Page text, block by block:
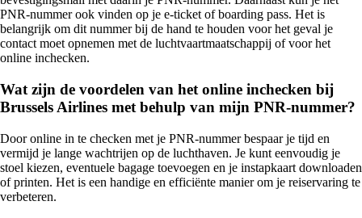
PNR-nummer ook vinden op je e-ticket of boarding pass. Het is
belangrijk om dit nummer bij de hand te houden voor het geval je
contact moet opnemen met de luchtvaartmaatschappij of voor het
online inchecken.
Wat zijn de voordelen van het online inchecken bij
Brussels Airlines met behulp van mijn PNR-nummer?
Door online in te checken met je PNR-nummer bespaar je tijd en
vermijd je lange wachtrijen op de luchthaven. Je kunt eenvoudig je
stoel kiezen, eventuele bagage toevoegen en je instapkaart downloaden
of printen. Het is een handige en efficiënte manier om je reiservaring te
verbeteren.